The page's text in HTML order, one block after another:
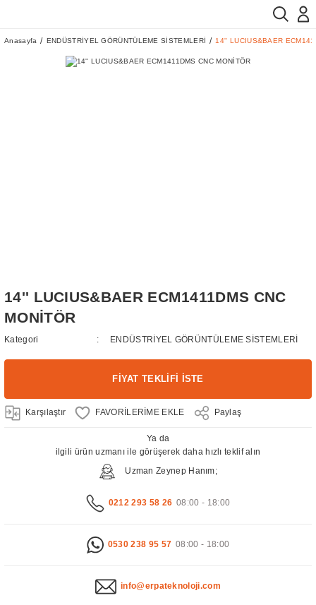
Anasayfa ENDÜSTRİYEL GÖRÜNTÜLEME SİSTEMLERİ 14'' LUCIUS&BAER
14'' LUCIUS&BAER ECM1411DMS CNC
MONİTÖR
Kategori ENDÜSTRİYEL GÖRÜNTÜLEME SİSTEMLERİ
FİYAT TEKLİFİ İSTE
Karşılaştır Paylaş
Ya da
ilgili ürün uzmanı ile görüşerek daha hızlı teklif alın
Uzman Zeynep Hanım;
0212 293 58 26 08:00 - 18:00
0530 238 95 57 08:00 - 18:00
info@erpateknoloji.com